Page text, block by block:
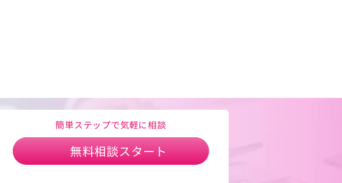
簡単ステップで気軽に相談
無料相談スタート